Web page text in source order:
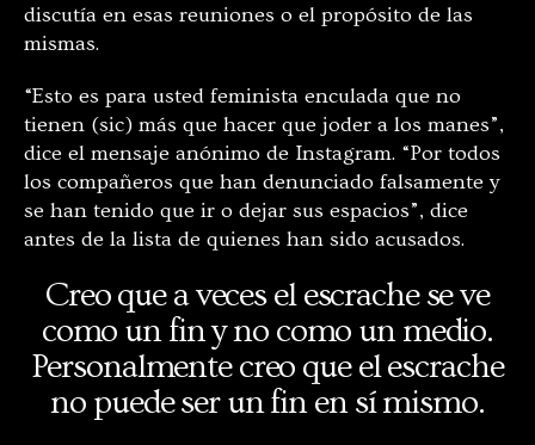
discutía en esas reuniones o el propósito de las
mismas.
“Esto es para usted feminista enculada que no
tienen (sic) más que hacer que joder a los manes”,
dice el mensaje anónimo de Instagram. “Por todos
los compañeros que han denunciado falsamente y
se han tenido que ir o dejar sus espacios”, dice
antes de la lista de quienes han sido acusados.
Creo que a veces el escrache se ve
como un fin y no como un medio.
Personalmente creo que el escrache
no puede ser un fin en sí mismo.